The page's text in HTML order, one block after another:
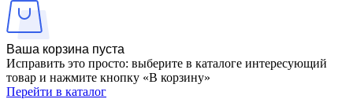
Ваша корзина пуста
Исправить это просто: выберите в каталоге интересующий
товар и нажмите кнопку «В корзину»
Перейти в каталог